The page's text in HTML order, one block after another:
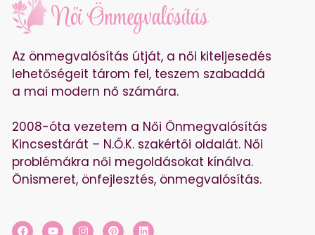
Az önmegvalósítás útját, a női kiteljesedés
lehetőségeit tárom fel, teszem szabaddá
a mai modern nő számára.
2008-óta vezetem a Női Önmegvalósítás
Kincsestárát – N.Ő.K. szakértői oldalát. Női
problémákra női megoldásokat kínálva.
Önismeret, önfejlesztés, önmegvalósítás.